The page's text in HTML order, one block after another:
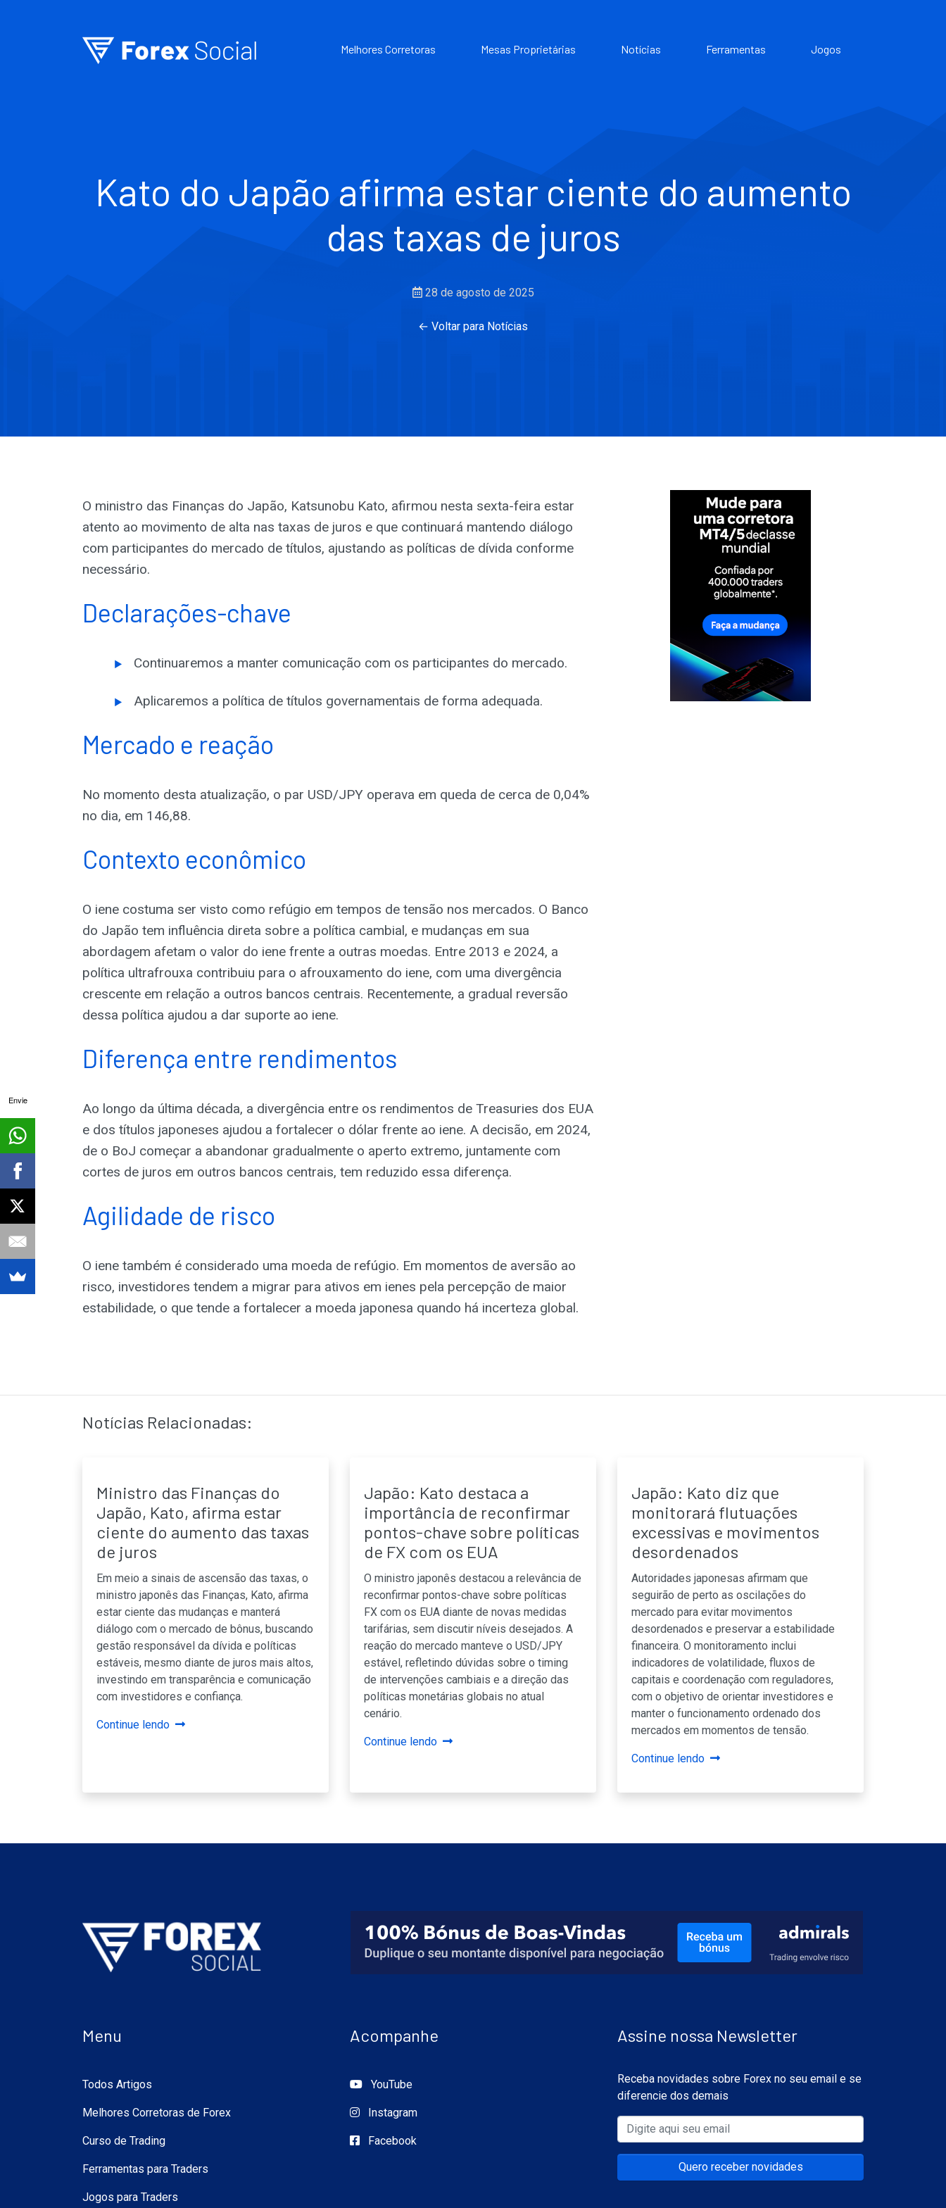
Melhores Corretoras Mesas Proprietárias Notícias Ferramentas Jogos
Kato do Japão afirma estar ciente do aumento
das taxas de juros
28 de agosto de 2025
← Voltar para Notícias
O ministro das Finanças do Japão, Katsunobu Kato, afirmou nesta sexta-feira estar
atento ao movimento de alta nas taxas de juros e que continuará mantendo diálogo
com participantes do mercado de títulos, ajustando as políticas de dívida conforme
necessário.
Declarações-chave
Continuaremos a manter comunicação com os participantes do mercado.
Aplicaremos a política de títulos governamentais de forma adequada.
Mercado e reação
No momento desta atualização, o par USD/JPY operava em queda de cerca de 0,04%
no dia, em 146,88.
Contexto econômico
O iene costuma ser visto como refúgio em tempos de tensão nos mercados. O Banco
do Japão tem influência direta sobre a política cambial, e mudanças em sua
abordagem afetam o valor do iene frente a outras moedas. Entre 2013 e 2024, a
política ultrafrouxa contribuiu para o afrouxamento do iene, com uma divergência
crescente em relação a outros bancos centrais. Recentemente, a gradual reversão
dessa política ajudou a dar suporte ao iene.
Diferença entre rendimentos
Ao longo da última década, a divergência entre os rendimentos de Treasuries dos EUA
e dos títulos japoneses ajudou a fortalecer o dólar frente ao iene. A decisão, em 2024,
de o BoJ começar a abandonar gradualmente o aperto extremo, juntamente com
cortes de juros em outros bancos centrais, tem reduzido essa diferença.
Agilidade de risco
O iene também é considerado uma moeda de refúgio. Em momentos de aversão ao
risco, investidores tendem a migrar para ativos em ienes pela percepção de maior
estabilidade, o que tende a fortalecer a moeda japonesa quando há incerteza global.
Notícias Relacionadas:
Ministro das Finanças do
Japão, Kato, afirma estar
ciente do aumento das taxas
de juros
Em meio a sinais de ascensão das taxas, o
ministro japonês das Finanças, Kato, afirma
estar ciente das mudanças e manterá
diálogo com o mercado de bônus, buscando
gestão responsável da dívida e políticas
estáveis, mesmo diante de juros mais altos,
investindo em transparência e comunicação
com investidores e confiança.
Continue lendo
Japão: Kato destaca a
importância de reconfirmar
pontos-chave sobre políticas
de FX com os EUA
O ministro japonês destacou a relevância de
reconfirmar pontos-chave sobre políticas
FX com os EUA diante de novas medidas
tarifárias, sem discutir níveis desejados. A
reação do mercado manteve o USD/JPY
estável, refletindo dúvidas sobre o timing
de intervenções cambiais e a direção das
políticas monetárias globais no atual
cenário.
Continue lendo
Japão: Kato diz que
monitorará flutuações
excessivas e movimentos
desordenados
Autoridades japonesas afirmam que
seguirão de perto as oscilações do
mercado para evitar movimentos
desordenados e preservar a estabilidade
financeira. O monitoramento inclui
indicadores de volatilidade, fluxos de
capitais e coordenação com reguladores,
com o objetivo de orientar investidores e
manter o funcionamento ordenado dos
mercados em momentos de tensão.
Continue lendo
Menu
Todos Artigos
Melhores Corretoras de Forex
Curso de Trading
Ferramentas para Traders
Jogos para Traders
Acompanhe
YouTube
Instagram
Facebook
Assine nossa Newsletter
Receba novidades sobre Forex no seu email e se
diferencie dos demais
Quero receber novidades
Envie